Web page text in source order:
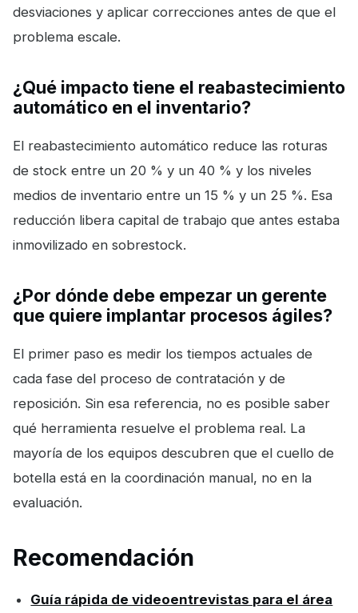
desviaciones y aplicar correcciones antes de que el
problema escale.
¿Qué impacto tiene el reabastecimiento
automático en el inventario?
El reabastecimiento automático reduce las roturas
de stock entre un 20 % y un 40 % y los niveles
medios de inventario entre un 15 % y un 25 %. Esa
reducción libera capital de trabajo que antes estaba
inmovilizado en sobrestock.
¿Por dónde debe empezar un gerente
que quiere implantar procesos ágiles?
El primer paso es medir los tiempos actuales de
cada fase del proceso de contratación y de
reposición. Sin esa referencia, no es posible saber
qué herramienta resuelve el problema real. La
mayoría de los equipos descubren que el cuello de
botella está en la coordinación manual, no en la
evaluación.
Recomendación
Guía rápida de videoentrevistas para el área